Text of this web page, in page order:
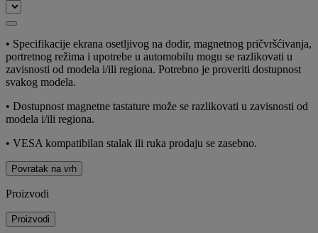
• Specifikacije ekrana osetljivog na dodir, magnetnog pričvršćivanja,
portretnog režima i upotrebe u automobilu mogu se razlikovati u
zavisnosti od modela i/ili regiona. Potrebno je proveriti dostupnost
svakog modela.
• Dostupnost magnetne tastature može se razlikovati u zavisnosti od
modela i/ili regiona.
• VESA kompatibilan stalak ili ruka prodaju se zasebno.
Povratak na vrh
Proizvodi
Proizvodi